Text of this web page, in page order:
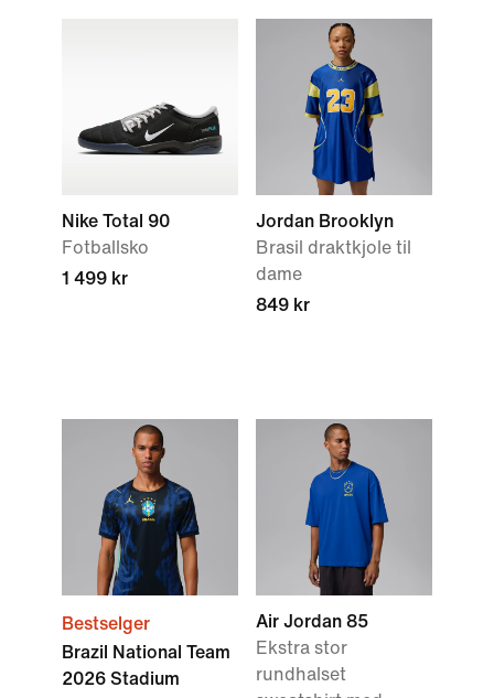
Nike Total 90
Fotballsko
1 499 kr
Jordan Brooklyn
Brasil draktkjole til
dame
849 kr
Bestselger
Brazil National Team
2026 Stadium
Air Jordan 85
Ekstra stor
rundhalset